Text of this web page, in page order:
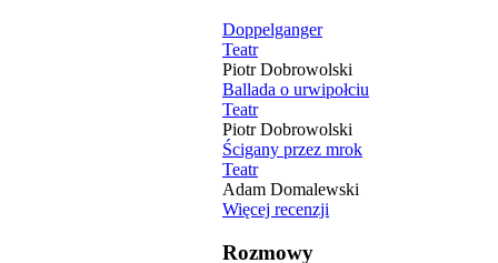
Doppelganger
Teatr
Piotr Dobrowolski
Ballada o urwipołciu
Teatr
Piotr Dobrowolski
Ścigany przez mrok
Teatr
Adam Domalewski
Więcej recenzji
Rozmowy